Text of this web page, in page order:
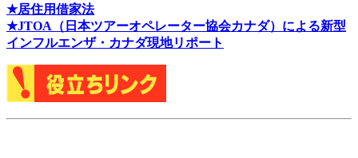
★居住用借家法
★JTOA（日本ツアーオペレーター協会カナダ）による新型
インフルエンザ・カナダ現地リポート